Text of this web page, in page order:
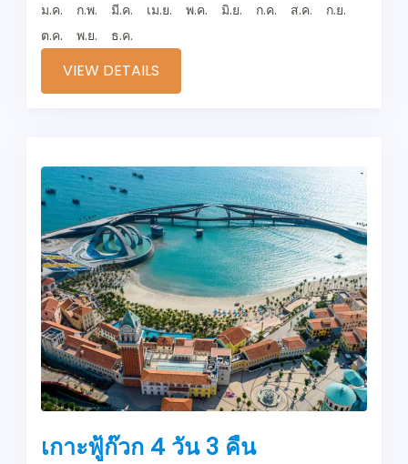
ม.ค.
ก.พ. มี.ค. เม.ย. พ.ค. มิ.ย. ก.ค. ส.ค.
ก.ย.
ต.ค.
พ.ย. ธ.ค.
VIEW DETAILS
เกาะฟู้ก๊วก 4 วัน 3 คืน